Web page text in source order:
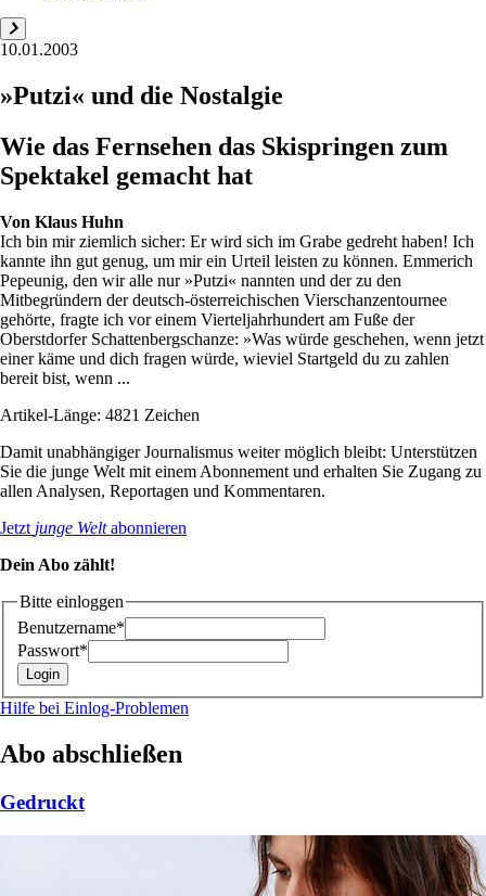
10.01.2003
»Putzi« und die Nostalgie
Wie das Fernsehen das Skispringen zum
Spektakel gemacht hat
Von Klaus Huhn
Ich bin mir ziemlich sicher: Er wird sich im Grabe gedreht haben! Ich
kannte ihn gut genug, um mir ein Urteil leisten zu können. Emmerich
Pepeunig, den wir alle nur »Putzi« nannten und der zu den
Mitbegründern der deutsch-österreichischen Vierschanzentournee
gehörte, fragte ich vor einem Vierteljahrhundert am Fuße der
Oberstdorfer Schattenbergschanze: »Was würde geschehen, wenn jetzt
einer käme und dich fragen würde, wieviel Startgeld du zu zahlen
bereit bist, wenn ...
Artikel-Länge: 4821 Zeichen
Damit unabhängiger Journalismus weiter möglich bleibt: Unterstützen
Sie die junge Welt mit einem Abonnement und erhalten Sie Zugang zu
allen Analysen, Reportagen und Kommentaren.
Jetzt junge Weltabonnieren
Dein Abo zählt!
Bitte einloggen
Benutzername*
Passwort*
Hilfe bei Einlog-Problemen
Abo abschließen
Gedruckt